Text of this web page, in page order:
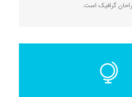
گرافیک است.